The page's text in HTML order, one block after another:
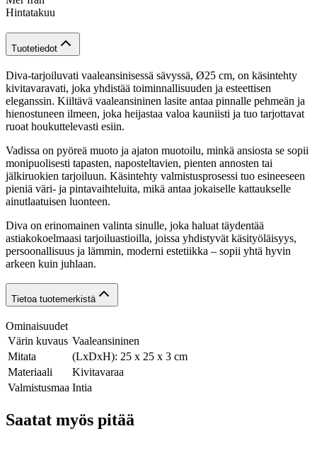
Hintatakuu
Tuotetiedot
Diva-tarjoiluvati vaaleansinisessä sävyssä, Ø25 cm, on käsintehty
kivitavaravati, joka yhdistää toiminnallisuuden ja esteettisen
eleganssin. Kiiltävä vaaleansininen lasite antaa pinnalle pehmeän ja
hienostuneen ilmeen, joka heijastaa valoa kauniisti ja tuo tarjottavat
ruoat houkuttelevasti esiin.
Vadissa on pyöreä muoto ja ajaton muotoilu, minkä ansiosta se sopii
monipuolisesti tapasten, naposteltavien, pienten annosten tai
jälkiruokien tarjoiluun. Käsintehty valmistusprosessi tuo esineeseen
pieniä väri- ja pintavaihteluita, mikä antaa jokaiselle kattaukselle
ainutlaatuisen luonteen.
Diva on erinomainen valinta sinulle, joka haluat täydentää
astiakokoelmaasi tarjoiluastioilla, joissa yhdistyvät käsityöläisyys,
persoonallisuus ja lämmin, moderni estetiikka – sopii yhtä hyvin
arkeen kuin juhlaan.
Tietoa tuotemerkistä
Ominaisuudet
Värin kuvaus Vaaleansininen
Mitata
(LxDxH): 25 x 25 x 3 cm
Materiaali
Kivitavaraa
Valmistusmaa Intia
Saatat myös pitää